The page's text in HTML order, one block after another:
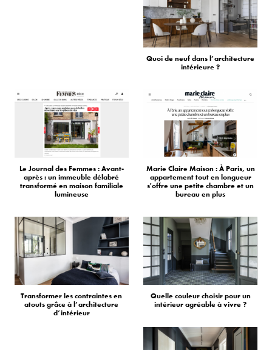
Quoi de neuf dans l’architecture
intérieure ?
Le Journal des Femmes : Avant-
après : un immeuble délabré
transformé en maison familiale
lumineuse
Marie Claire Maison : À Paris, un
appartement tout en longueur
s'offre une petite chambre et un
bureau en plus
Transformer les contraintes en
atouts grâce à l’architecture
d’intérieur
Quelle couleur choisir pour un
intérieur agréable à vivre ?